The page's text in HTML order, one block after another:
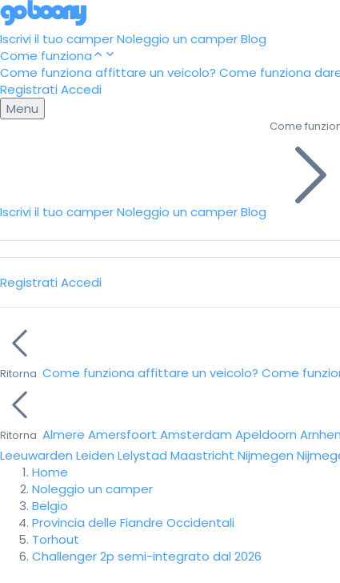
Iscrivi il tuo camperNoleggio un camperBlog
Come funziona
Come funziona affittare un veicolo? Come funziona
Registrati Accedi
Menu
Iscrivi il tuo camperNoleggio un camperBlog
Come
Registrati Accedi
Ritorna Come funziona affittare un veicolo? Come
Ritorna Almere Amersfoort Amsterdam Apeldoorn
Leeuwarden Leiden Lelystad Maastricht Nijmegen
Home
Noleggio un camper
Belgio
Provincia delle Fiandre Occidentali
Torhout
Challenger 2p semi-integrato dal 2026